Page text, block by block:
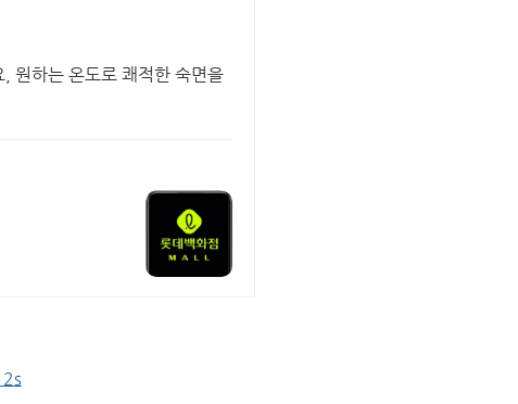
원하는 온도로 쾌적한 숙면을